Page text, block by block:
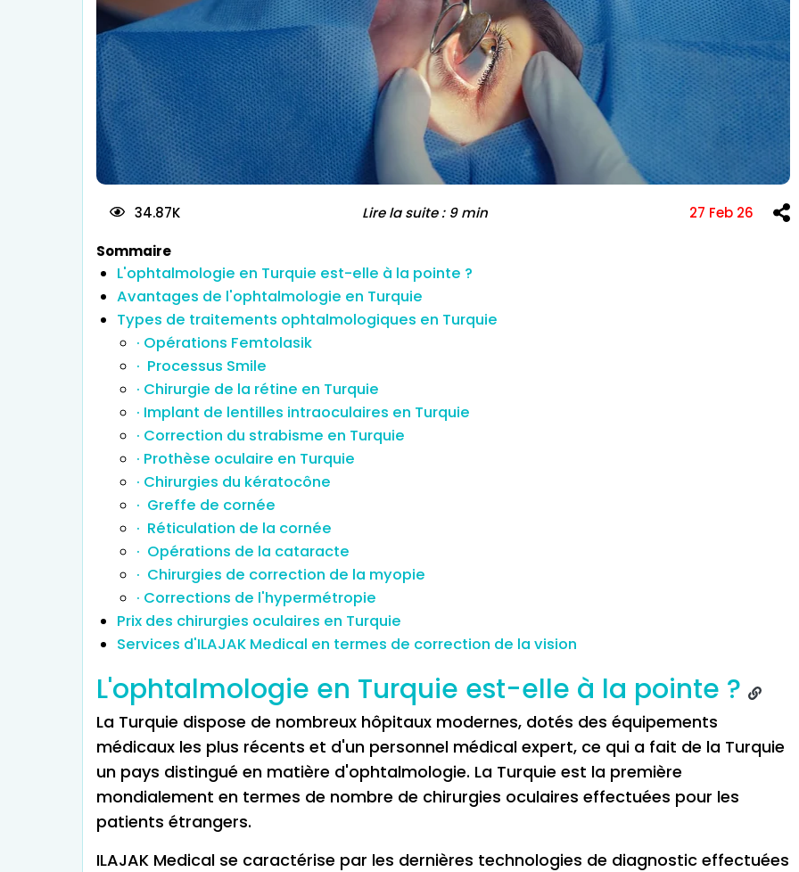
34.87K Lire la suite : 9 min 27 Feb 26
Sommaire
L'ophtalmologie en Turquie est-elle à la pointe ?
Avantages de l'ophtalmologie en Turquie
Types de traitements ophtalmologiques en Turquie
· Opérations Femtolasik
· Processus Smile
· Chirurgie de la rétine en Turquie
· Implant de lentilles intraoculaires en Turquie
· Correction du strabisme en Turquie
· Prothèse oculaire en Turquie
· Chirurgies du kératocône
· Greffe de cornée
· Réticulation de la cornée
· Opérations de la cataracte
· Chirurgies de correction de la myopie
· Corrections de l'hypermétropie
Prix des chirurgies oculaires en Turquie
Services d'ILAJAK Medical en termes de correction de la vision
L'ophtalmologie en Turquie est-elle à la pointe ?
La Turquie dispose de nombreux hôpitaux modernes, dotés des équipements
médicaux les plus récents et d'un personnel médical expert, ce qui a fait de la Turquie
un pays distingué en matière d'ophtalmologie. La Turquie est la première
mondialement en termes de nombre de chirurgies oculaires effectuées pour les
patients étrangers.
ILAJAK Medical se caractérise par les dernières technologies de diagnostic effectuées
Traitement de l'infertilité et
FIV
Greffe de cheveux